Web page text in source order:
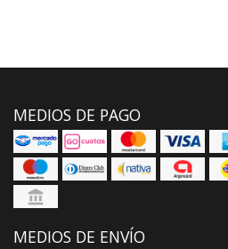
MEDIOS DE PAGO
MEDIOS DE ENVÍO